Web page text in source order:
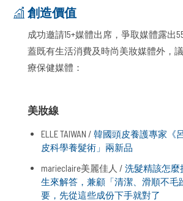
創造價值
成功邀請15+媒體出席，爭取媒體露出
蓋既有生活消費及時尚美妝媒體外，
療保健媒體：
美妝線
ELLE TAIWAN /韓國頭皮養護專家《
皮科學養髮術」兩新品
marieclaire美麗佳人 / 洗髮精該怎麼
生來解答，兼顧「清潔、滑順不毛
要，先從這些成份下手就對了